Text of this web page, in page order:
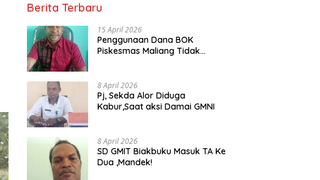
Berita Terbaru
15 April 2026
Penggunaan Dana BOK
Piskesmas Maliang Tidak
8 April 2026
Pj, Sekda Alor Diduga
Kabur,Saat aksi Damai GMNI
8 April 2026
SD GMIT Biakbuku Masuk TA Ke
Dua ,Mandek!